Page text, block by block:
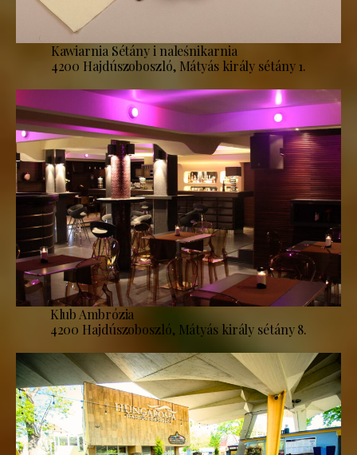
Kawiarnia Sétány i naleśnikarnia
4200 Hajdúszoboszló, Mátyás király sétány 1.
Klub Ambrózia
4200 Hajdúszoboszló, Mátyás király sétány 8.